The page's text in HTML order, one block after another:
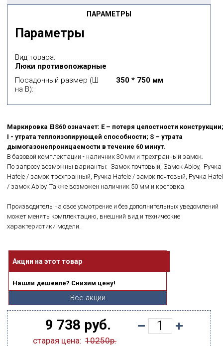
ПАРАМЕТРЫ
Параметры
Вид товара:
Люки противопожарные
Посадочный размер (Ш
на В):
350 * 750 мм
Маркировка EIS60 означает: E – потеря целостности конструкции;
I - утрата теплоизолирующей способности; S – утрата
дымогазонепроницаемости в течение 60 минут.
В базовой комплектации - наличник 30 мм и трехгранный замок.
По запросу возможны варианты: Замок почтовый, Замок Abloy, Ручка
Hafele / замок трехгранный, Ручка Hafele / замок почтовый, Ручка
/ замок Abloy. Также возможен наличник 50 мм и креповка.
Производитель на свое усмотрение и без дополнительных уведомлений
может менять комплектацию, внешний вид и технические
характеристики модели.
Акции на этот товар
Нашли дешевле? Снизим цену!
Все акции
9 738 руб.
старая цена: 10250р.